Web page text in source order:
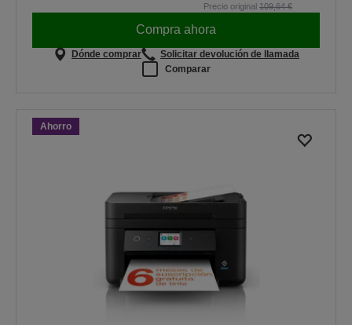
Precio original 109,64 €
Compra ahora
Dónde comprar
Solicitar devolución de llamada
Comparar
Ahorro